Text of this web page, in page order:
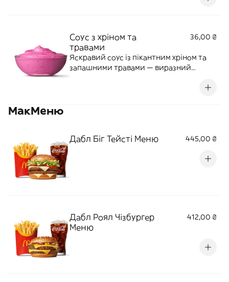
Соус з хріном та
травами
36,00 ₴
Яскравий соус із пікантним хріном та
запашними травами — виразний
МакМеню
Дабл Біг Тейсті Меню 445,00 ₴
Дабл Роял Чізбургер
Меню
412,00 ₴